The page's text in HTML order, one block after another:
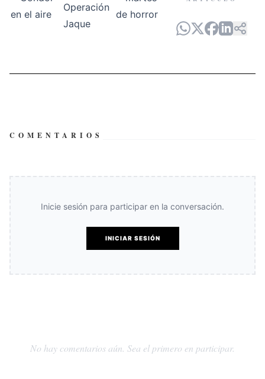
COMENTARIOS
Inicie sesión para participar en la conversación.
INICIAR SESIÓN
No hay comentarios aún. Sea el primero en participar.